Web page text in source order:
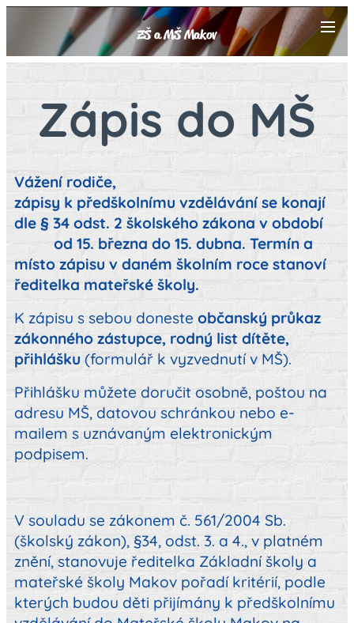
ZŠ a MŠ Makov
Zápis do MŠ
Vážení rodiče,
zápisy k předškolnímu vzdělávání se konají
dle § 34 odst. 2 školského zákona v období
od 15. března do 15. dubna. Termín a
místo zápisu v daném školním roce stanoví
ředitelka mateřské školy.
K zápisu s sebou doneste občanský průkaz
zákonného zástupce, rodný list dítěte,
přihlášku (formulář k vyzvednutí v MŠ).
Přihlášku můžete doručit osobně, poštou na
adresu MŠ, datovou schránkou nebo e-
mailem s uznávaným elektronickým
podpisem.
V souladu se zákonem č. 561/2004 Sb.
(školský zákon), §34, odst. 3. a 4., v platném
znění, stanovuje ředitelka Základní školy a
mateřské školy Makov pořadí kritérií, podle
kterých budou děti přijímány k předškolnímu